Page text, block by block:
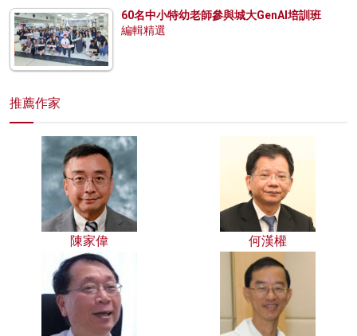
60名中小特幼老師參與城大GenAI培訓班
編輯精選
推薦作家
陳家偉 何漢權